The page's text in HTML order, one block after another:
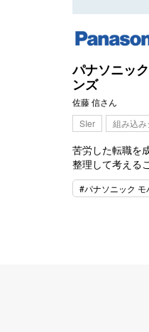
パナソニッ
ンズ
佐藤 信さん
SIer
組み込
苦労した転職を
整理して考える
#パナソニック